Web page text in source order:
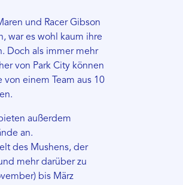
und Racer Gibson
war es wohl kaum ihre
Doch als immer mehr
von Park City können
einem Team aus 10
außerdem
an.
des Mushens, der
mehr darüber zu
bis März